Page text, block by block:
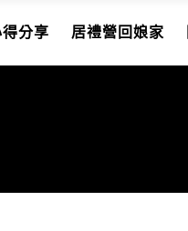
分享 居禮營回娘家